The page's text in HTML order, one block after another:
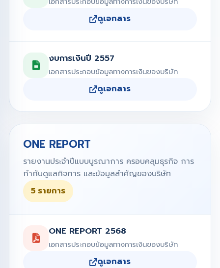
ดูเอกสาร
งบการเงินปี 2557
เอกสารประกอบข้อมูลทางการเงินของบริษัท
ดูเอกสาร
ONE REPORT
รายงานประจำปีแบบบูรณาการ ครอบคลุมธุรกิจ การ
กำกับดูแลกิจการ และข้อมูลสำคัญของบริษัท
5 รายการ
ONE REPORT 2568
เอกสารประกอบข้อมูลทางการเงินของบริษัท
ดูเอกสาร